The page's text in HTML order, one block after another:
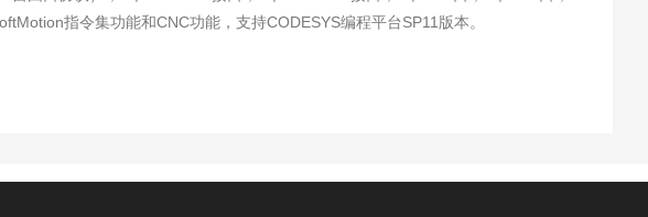
指令集功能和CNC功能，支持CODESYS编程平台SP11版本。